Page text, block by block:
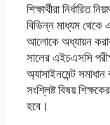
শিক্ষার্থীরা নির্ধারিত
বিভিন্ন মাধ্যম থেকে
আলোকে অধ্যায়ন
সালের এইচএসসি
অ্যাসাইনমেন্ট
সংশ্লিষ্ট বিষয়
হবে।